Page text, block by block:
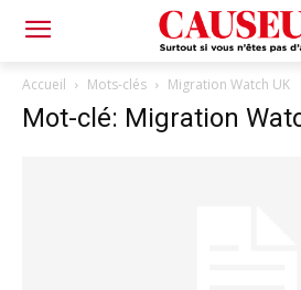
Accueil Mots-clés Migration Watch UK
Mot-clé: Migration